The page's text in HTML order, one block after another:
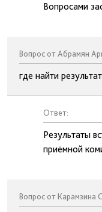
Вопросами
Вопрос от Абрамян
где найти
Ответ:
Результаты
приёмной
Вопрос от Карамзина